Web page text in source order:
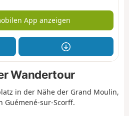
App anzeigen
Wandertour
in der Nähe der Grand Moulin,
Guémené-sur-Scorff.